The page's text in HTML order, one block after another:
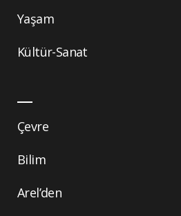
Yaşam
Kültür-Sanat
Çevre
Bilim
Arel’den